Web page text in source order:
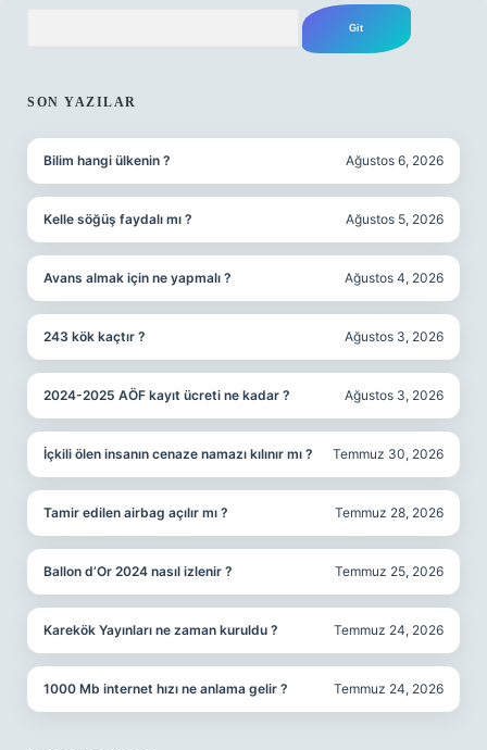
SON YAZILAR
Bilim hangi ülkenin ? Ağustos 6, 2026
Kelle söğüş faydalı mı ? Ağustos 5, 2026
Avans almak için ne yapmalı ? Ağustos 4, 2026
243 kök kaçtır ? Ağustos 3, 2026
2024-2025 AÖF kayıt ücreti ne kadar ? Ağustos 3, 2026
İçkili ölen insanın cenaze namazı kılınır mı ? Temmuz 30, 2026
Tamir edilen airbag açılır mı ? Temmuz 28, 2026
Ballon d’Or 2024 nasıl izlenir ? Temmuz 25, 2026
Karekök Yayınları ne zaman kuruldu ? Temmuz 24, 2026
1000 Mb internet hızı ne anlama gelir ? Temmuz 24, 2026